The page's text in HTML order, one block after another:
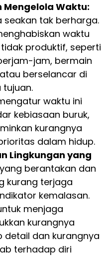
Waktu:
seakan tak berharga.
waktu
produktif, seperti
jam, bermain
berselancar di
waktu ini
kebiasaan buruk,
kurangnya
dalam hidup.
Lingkungan yang
berantakan dan
kurang terjaga
kemalasan.
menjaga
kurangnya
dan kurangnya
terhadap diri